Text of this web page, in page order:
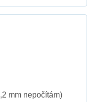
mm nepočítám)